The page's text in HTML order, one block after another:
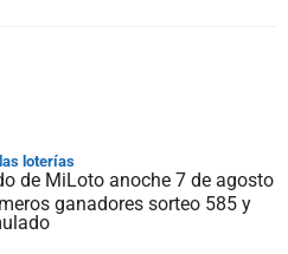
loterías
de MiLoto anoche 7 de agosto
ganadores sorteo 585 y